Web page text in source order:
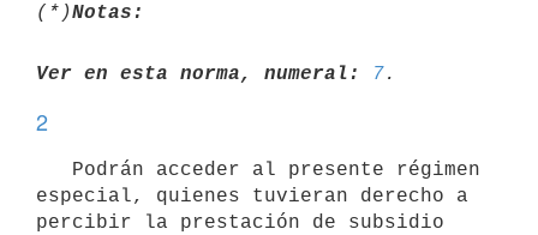
(*)Notas:
Ver en esta norma, numeral: 7
2
especial, quienes tuvieran derecho a
percibir la prestación de subsidio